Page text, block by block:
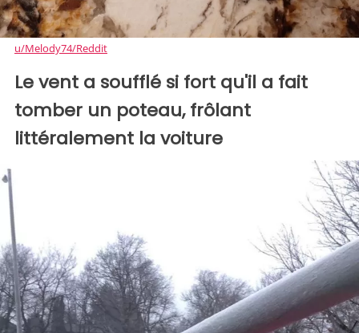
u/Melody74/Reddit
Le vent a soufflé si fort qu'il a fait
tomber un poteau, frôlant
littéralement la voiture